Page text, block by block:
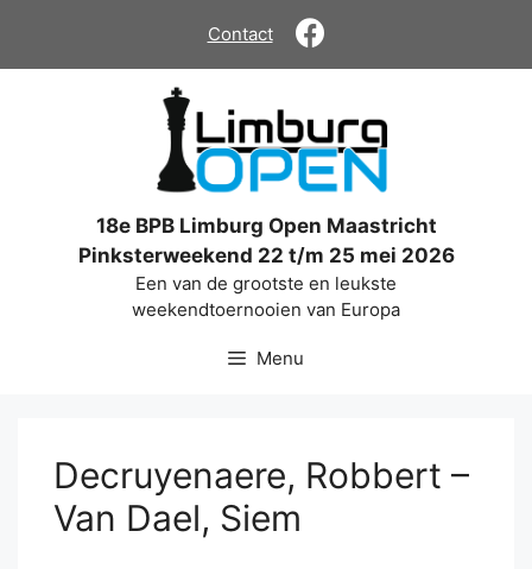
de
Contact
18e BPB Limburg Open Maastricht
Pinksterweekend 22 t/m 25 mei 2026
Een van de grootste en leukste
weekendtoernooien van Europa
Menu
Decruyenaere, Robbert –
Van Dael, Siem